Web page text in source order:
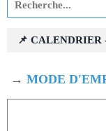
📌 CALENDRIER
→ MODE